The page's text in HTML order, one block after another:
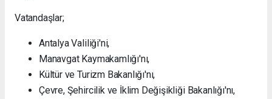
Vatandaşlar;
Antalya Valiliği'ni,
Manavgat Kaymakamlığı'nı,
Kültür ve Turizm Bakanlığı'nı,
Çevre, Şehircilik ve İklim Değişikliği Bakanlığı'nı,